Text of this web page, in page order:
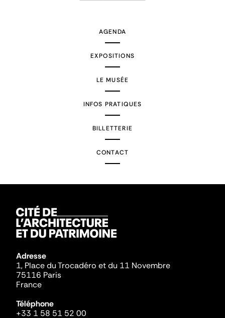
AGENDA
EXPOSITIONS
LE MUSÉE
INFOS PRATIQUES
BILLETTERIE
CONTACT
Adresse
1, Place du Trocadéro et du 11 Novembre
75116 Paris
France
Téléphone
+33 1 58 51 52 00